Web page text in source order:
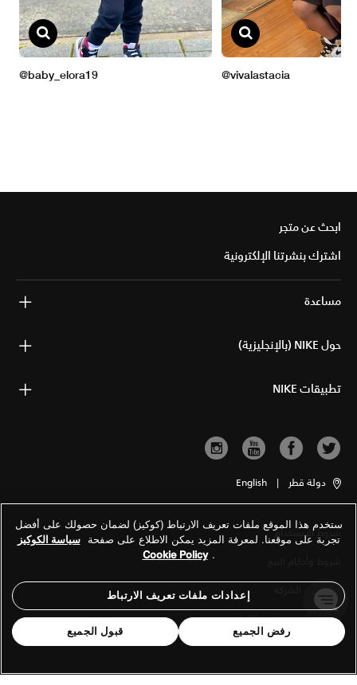
ابحث عن متجر
اشترك بنشرتنا الإلكترونية
مساعدة
حول NIKE (بالإنجليزية)
تطبيقات NIKE
دولة قطر |
English
شروط الاستخدام
معلومات الشركة
سياسة الخصوصية والكوكيز
ستخدم هذا الموقع ملفات تعريف الارتباط (كوكيز) لضمان حصولك على أفضل
تجربة على موقعنا. لمعرفة المزيد يمكن الاطلاع على صفحة سياسة الكوكيز
.
Cookie Policy
إعدادات ملفات تعريف الارتباط
رفض الجميع قبول الجميع